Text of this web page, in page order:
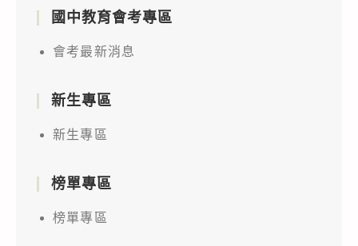
國中教育會考專區
會考最新消息
新生專區
新生專區
榜單專區
榜單專區